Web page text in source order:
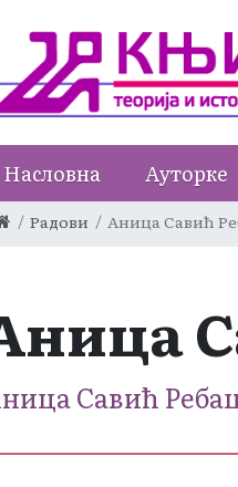
Насловна Ауторке
Радови Аница Савић
Савић